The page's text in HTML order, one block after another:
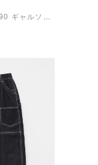
【9月上旬納期】R4490 ギャルソンのウールライクパンツ